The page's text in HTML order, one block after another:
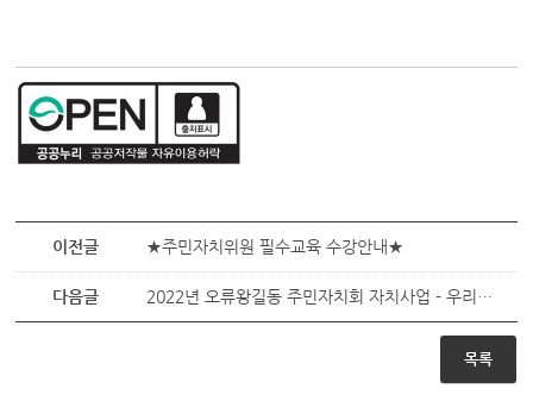
이전글 ★주민자치위원 필수교육 수강안내★
다음글 2022년 오류왕길동 주민자치회 자치사업 - 우리동네 환경안전지킴이 모집(관내 초등학생)
목록